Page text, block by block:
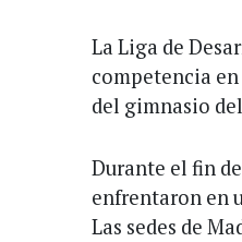
La Liga de
competencia en
del gimnasio
Durante el fin
enfrentaron en
Las sedes de